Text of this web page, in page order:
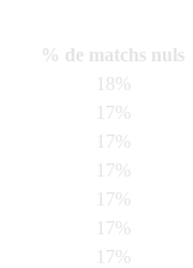
% de matchs nuls
18%
17%
17%
17%
17%
17%
17%